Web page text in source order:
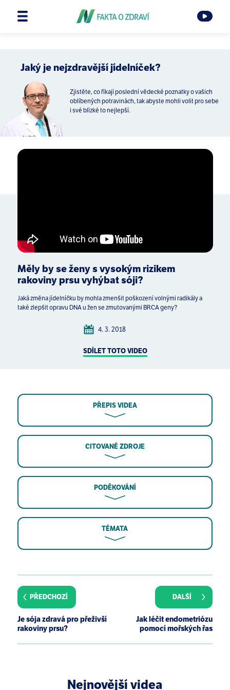
Jaký je nejzdravější jídelníček?
Zjistěte, co říkají poslední vědecké poznatky o vašich
oblíbených potravinách, tak abyste mohli volit pro sebe
i své blízké to nejlepší.
Měly by se ženy s vysokým rizikem
rakoviny prsu vyhýbat sóji?
Jaká změna jídelníčku by mohla zmenšit poškození volnými radikály a
také zlepšit opravu DNA u žen se zmutovanými BRCA geny?
4. 3. 2018
SDÍLET TOTO VIDEO
PŘEPIS VIDEA
CITOVANÉ ZDROJE
PODĚKOVÁNÍ
TÉMATA
Causes Control. 2005 Mar;16(2):125-38.
Levitt NC, Hickson ID. Caretaker tumour suppressor
genes that defend genome integrity. Trends Mol
Med. 2002 Apr;8(4):179-86.
Oliveira AM, Ross JS, Fletcher JA. Tumor suppressor
PŘEDCHOZÍ
Je sója zdravá pro přeživší
rakoviny prsu?
Jak léčit endometriózu
pomocí mořských řas
DALŠÍ
Nejnovější videa